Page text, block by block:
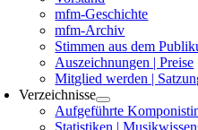
mfm-Geschichte
mfm-Archiv
Stimmen aus dem
Auszeichnungen | Preise
Mitglied werden |
Verzeichnisse
Aufgeführte
Statistiken |